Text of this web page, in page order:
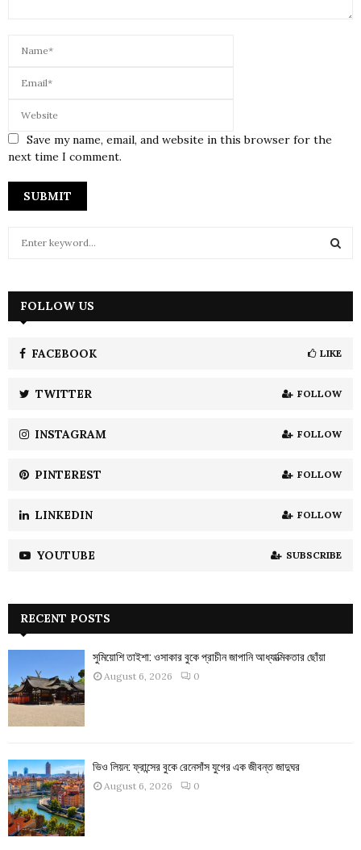
Save my name, email, and website in this browser for the
next time I comment.
h
H
FOLLOW US
FACEBOOK LIKE
TWITTER FOLLOW
INSTAGRAM FOLLOW
PINTEREST FOLLOW
LINKEDIN FOLLOW
YOUTUBE SUBSCRIBE
RECENT POSTS
সুমিয়োশি তাইশা: ওসাকার বুকে প্রাচীন জাপানি আধ্যাত্মিকতার ছোঁয়া
August 6, 2026 0
ভিও লিয়ন: ফ্রান্সের বুকে রেনেসাঁস যুগের এক জীবন্ত জাদুঘর
August 6, 2026 0